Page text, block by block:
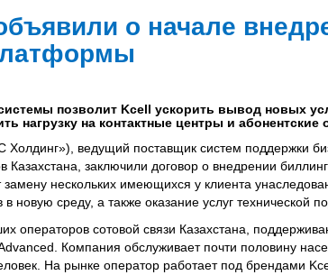
о начале
позволит Kcell ускорить вывод новых
нагрузку на контактные центры и
Холдинг»), ведущий поставщик систем поддержки
Казахстана, заключили договор о внедрении
замену нескольких имеющихся у клиента
новую среду, а также оказание услуг технической
операторов сотовой связи Казахстана,
Компания обслуживает почти половину
На рынке оператор работает под брендами